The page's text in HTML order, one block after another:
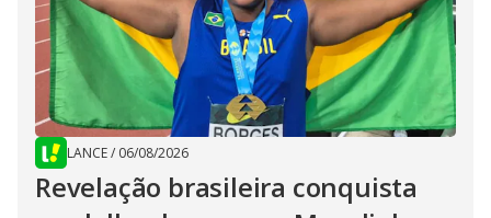
LANCE/ 06/08/2026
Revelação brasileira conquista